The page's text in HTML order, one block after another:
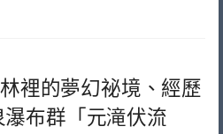
裡的夢幻祕境、經歷
布群「元滝伏流